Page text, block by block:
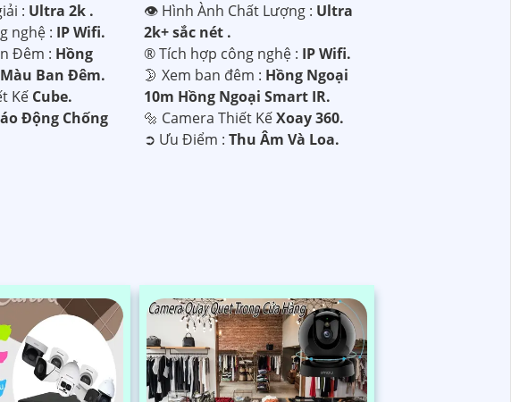
: Ultra 2k .
nghệ : IP Wifi.
Đêm : Hồng
Ban Đêm.
Kế Cube.
Động Chống
👁 Hình Ành Chất Lượng : Ultra
2k+ sắc nét .
®️ Tích hợp công nghệ : IP Wifi.
🌛 Xem ban đêm : Hồng Ngoại
10m Hồng Ngoại Smart IR.
🔩 Camera Thiết KếXoay 360.
️➲ Ưu Điểm : Thu Âm Và Loa.